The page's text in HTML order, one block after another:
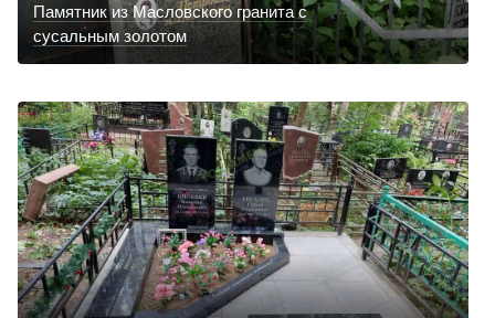
Памятник из Масловского гранита с
сусальным золотом